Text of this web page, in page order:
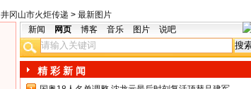
井冈山市火炬传递 > 最新图片
新闻 网页 博客 音乐 图片 说吧
精 彩 新 闻